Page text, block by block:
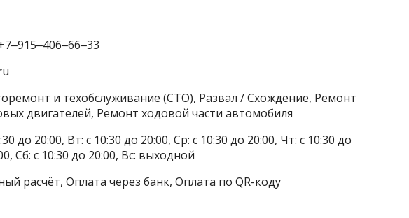
и техобслуживание (СТО), Развал / Схождение, Ремонт
двигателей, Ремонт ходовой части автомобиля
до 20:00, Вт: с 10:30 до 20:00, Ср: с 10:30 до 20:00, Чт: с 10:30 до
Сб: с 10:30 до 20:00, Вс: выходной
расчёт, Оплата через банк, Оплата по QR-коду